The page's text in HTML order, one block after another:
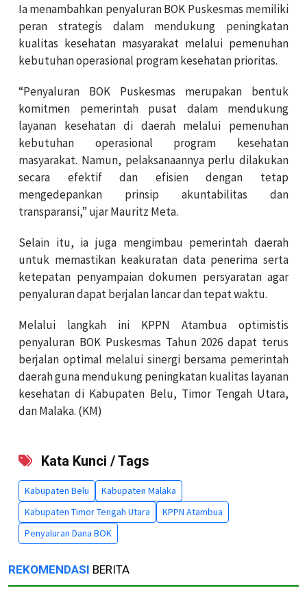
Ia menambahkan penyaluran BOK Puskesmas memiliki
peran strategis dalam mendukung peningkatan
kualitas kesehatan masyarakat melalui pemenuhan
kebutuhan operasional program kesehatan prioritas.
“Penyaluran BOK Puskesmas merupakan bentuk
komitmen pemerintah pusat dalam mendukung
layanan kesehatan di daerah melalui pemenuhan
kebutuhan operasional program kesehatan
masyarakat. Namun, pelaksanaannya perlu dilakukan
secara efektif dan efisien dengan tetap
mengedepankan prinsip akuntabilitas dan
transparansi,” ujar Mauritz Meta.
Selain itu, ia juga mengimbau pemerintah daerah
untuk memastikan keakuratan data penerima serta
ketepatan penyampaian dokumen persyaratan agar
penyaluran dapat berjalan lancar dan tepat waktu.
Melalui langkah ini KPPN Atambua optimistis
penyaluran BOK Puskesmas Tahun 2026 dapat terus
berjalan optimal melalui sinergi bersama pemerintah
daerah guna mendukung peningkatan kualitas layanan
kesehatan di Kabupaten Belu, Timor Tengah Utara,
dan Malaka. (KM)
Kata Kunci / Tags
Kabupaten Belu
Kabupaten Malaka
Kabupaten Timor Tengah Utara
KPPN Atambua
Penyaluran Dana BOK
REKOMENDASI BERITA